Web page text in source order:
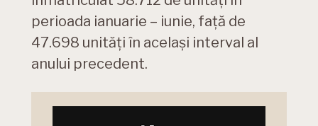
perioada ianuarie – iunie, față de
47.698 unități în același interval al
anului precedent.